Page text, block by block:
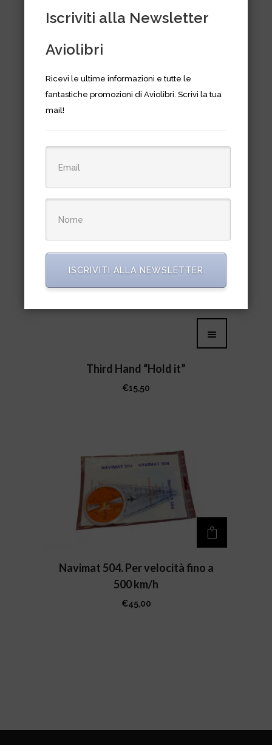
ASA Jiffyhood IFR Training
Third Hand “Hold it”
€15,50
Navimat 504. Per velocità fino a
500 km/h
€45,00
Iscriviti alla Newsletter
Aviolibri
Ricevi le ultime informazioni e tutte le
fantastiche promozioni di Aviolibri. Scrivi la tua
mail!
ISCRIVITI ALLA NEWSLETTER